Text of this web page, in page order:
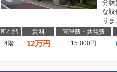
分譲
な
りま
所在階 賃料 管理費・共益費
4階
12万円 15,000円